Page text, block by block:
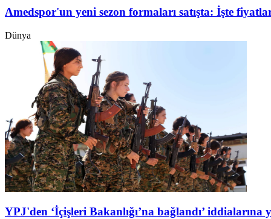
Amedspor'un yeni sezon formaları satışta: İşte
Dünya
YPJ'den ‘İçişleri Bakanlığı’na bağlandı’ iddialarına